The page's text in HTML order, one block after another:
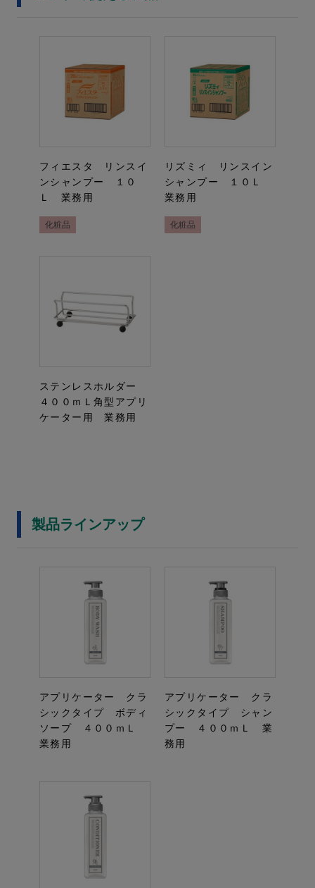
フィエスタ リンスイ
ンシャンプー １０
Ｌ 業務用
化粧品
リズミィ リンスイン
シャンプー １０Ｌ
業務用
化粧品
ステンレスホルダー
４００ｍＬ角型アプリ
ケーター用 業務用
製品ラインアップ
アプリケーター クラ
シックタイプ ボディ
ソープ ４００ｍＬ
業務用
アプリケーター クラ
シックタイプ シャン
プー ４００ｍＬ 業
務用